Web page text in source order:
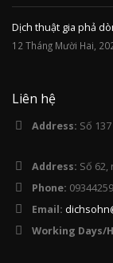
Dịch thuật gia phả
12 Tháng Mười Hai,
Liên hệ
Address: Số
Address: Số 62,
Phone:
Email:
Working Days/